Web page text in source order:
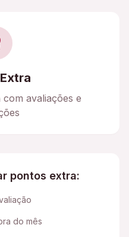
avaliações e
pontos extra:
do mês